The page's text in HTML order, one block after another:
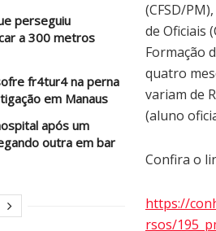
perseguiu
a 300 metros
fr4tur4 na perna
em Manaus
após um
outra em bar
(CFSD/
de Oficiais
Formação
quatro
variam de
(aluno
Confira o
https://
rsos/